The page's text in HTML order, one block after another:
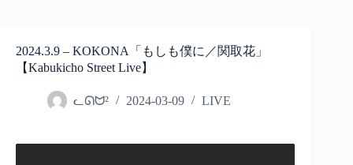
2024.3.9 – KOKONA「もしも僕に／関取花」
【Kabukicho Street Live】
ᓚᘏᗢ² 2024-03-09 LIVE